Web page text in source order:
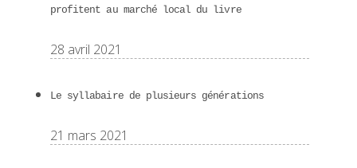
profitent au marché local du livre
28 avril 2021
Le syllabaire de plusieurs générations
21 mars 2021